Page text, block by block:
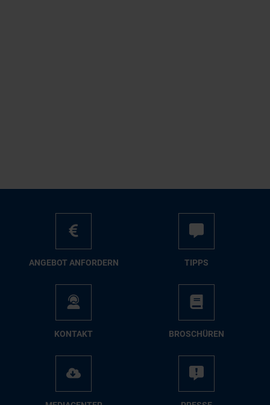
AN­GE­BOT AN­FOR­DERN TIPPS
KON­TAKT BRO­SCHÜ­REN